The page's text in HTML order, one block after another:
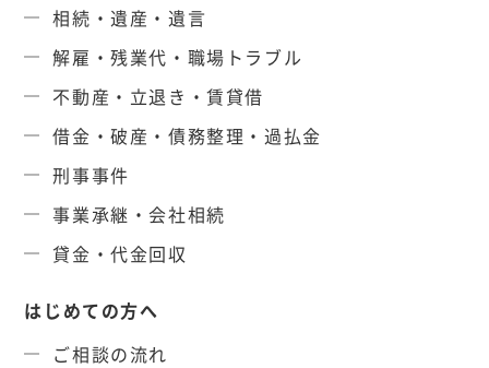
相続・遺産・遺言
解雇・残業代・職場トラブル
不動産・立退き・賃貸借
借金・破産・債務整理・過払金
刑事事件
事業承継・会社相続
貸金・代金回収
はじめての方へ
ご相談の流れ